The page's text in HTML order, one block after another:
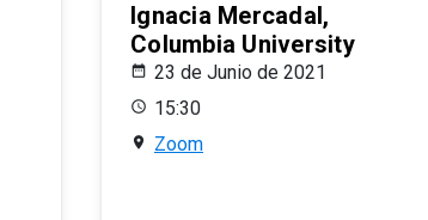
Ignacia Mercadal,
Columbia University
23 de Junio de 2021
15:30
Zoom